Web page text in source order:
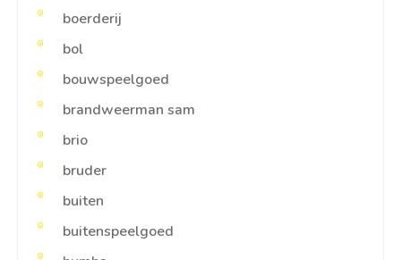
boerderij
bol
bouwspeelgoed
brandweerman sam
brio
bruder
buiten
buitenspeelgoed